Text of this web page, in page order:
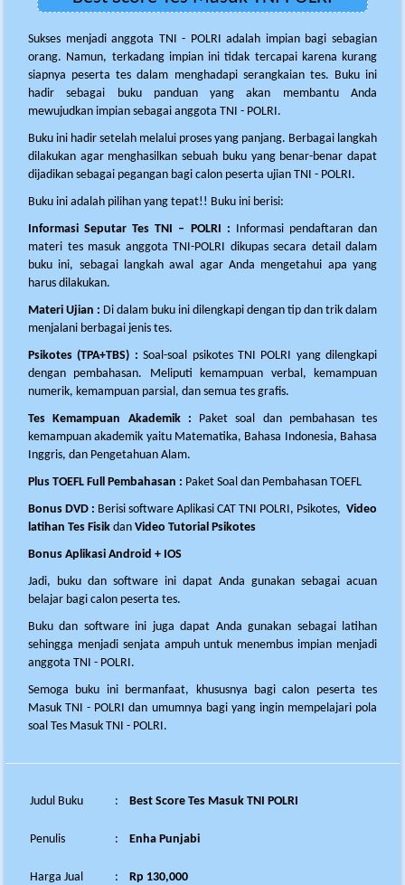
Sukses menjadi anggota TNI - POLRI adalah impian bagi sebagian
orang. Namun, terkadang impian ini tidak tercapai karena kurang
siapnya peserta tes dalam menghadapi serangkaian tes. Buku ini
hadir sebagai buku panduan yang akan membantu Anda
mewujudkan impian sebagai anggota TNI - POLRI.
Buku ini hadir setelah melalui proses yang panjang. Berbagai langkah
dilakukan agar menghasilkan sebuah buku yang benar-benar dapat
dijadikan sebagai pegangan bagi calon peserta ujian TNI - POLRI.
Buku ini adalah pilihan yang tepat!! Buku ini berisi:
Informasi Seputar Tes TNI – POLRI :
Informasi pendaftaran dan
materi tes masuk anggota TNI-POLRI dikupas secara detail dalam
buku ini, sebagai langkah awal agar Anda mengetahui apa yang
harus dilakukan.
Materi Ujian : Di dalam buku ini dilengkapi dengan tip dan trik dalam
menjalani berbagai jenis tes.
Psikotes (TPA+TBS) :Soal-soal psikotes TNI POLRI yang dilengkapi
dengan pembahasan. Meliputi kemampuan verbal, kemampuan
numerik, kemampuan parsial, dan semua tes grafis.
Tes Kemampuan Akademik :
Paket soal dan pembahasan tes
kemampuan akademik yaitu Matematika, Bahasa Indonesia, Bahasa
Inggris, dan Pengetahuan Alam.
Plus TOEFL Full Pembahasan : Paket Soal dan Pembahasan TOEFL
Bonus DVD : Berisi software Aplikasi CAT TNI POLRI, Psikotes, Video
latihan Tes Fisik dan Video Tutorial Psikotes
Bonus Aplikasi Android + IOS
Jadi, buku dan software ini dapat Anda gunakan sebagai acuan
belajar bagi calon peserta tes.
Buku dan software ini juga dapat Anda gunakan sebagai latihan
sehingga menjadi senjata ampuh untuk menembus impian menjadi
anggota TNI - POLRI.
Semoga buku ini bermanfaat, khususnya bagi calon peserta tes
Masuk TNI - POLRI dan umumnya bagi yang ingin mempelajari pola
soal Tes Masuk TNI - POLRI.
Judul Buku : Best Score Tes Masuk TNI POLRI
Penulis : Enha Punjabi
Harga Jual : Rp 130,000